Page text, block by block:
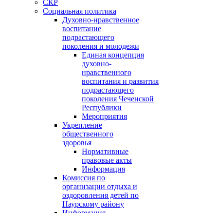
СКР
Социальная политика
Духовно-нравственное
воспитание
подрастающего
поколения и молодежи
Единая концепция
духовно-
нравственного
воспитания и развития
подрастающего
поколения Чеченской
Республики
Мероприятия
Укрепление
общественного
здоровья
Нормативные
правовые акты
Информация
Комиссия по
организации отдыха и
оздоровления детей по
Наурскому району